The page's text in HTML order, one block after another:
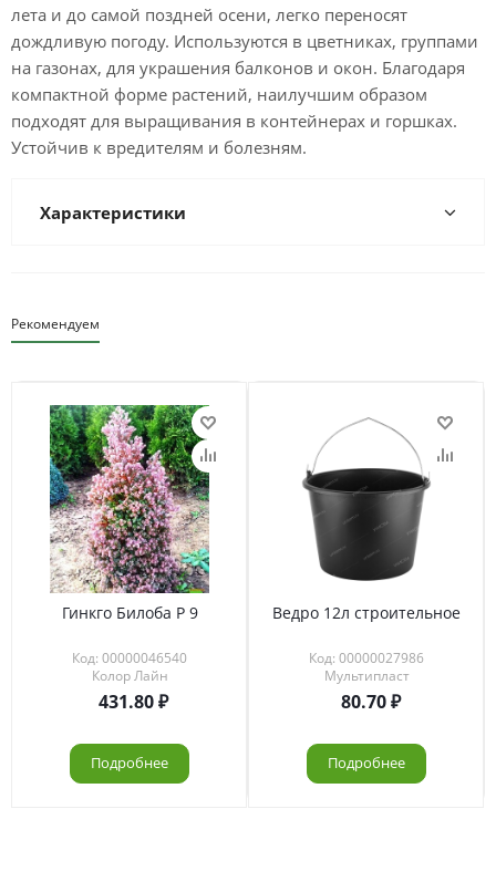
лета и до самой поздней осени, легко переносят
дождливую погоду. Используются в цветниках, группами
на газонах, для украшения балконов и окон. Благодаря
компактной форме растений, наилучшим образом
подходят для выращивания в контейнерах и горшках.
Устойчив к вредителям и болезням.
Характеристики
Рекомендуем
Гинкго Билоба Р 9
Код: 00000046540
Колор Лайн
431.80
Подробнее
Ведро 12л строительное
Код: 00000027986
Мультипласт
80.70
Подробнее